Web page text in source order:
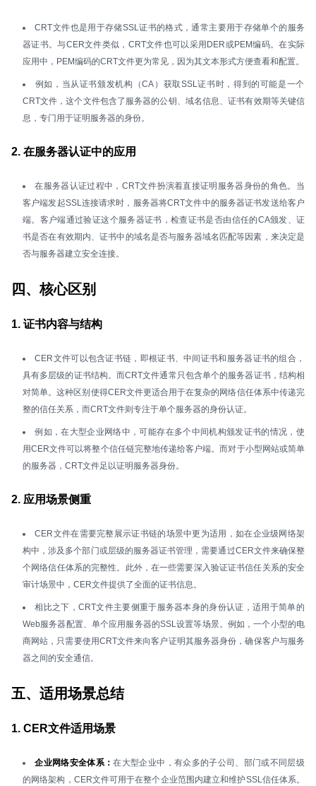
CRT文件也是用于存储SSL证书的格式，通常主要用于存储单个的服务
器证书。与CER文件类似，CRT文件也可以采用DER或PEM编码。在实际
应用中，PEM编码的CRT文件更为常见，因为其文本形式方便查看和配置。
例如，当从证书颁发机构（CA）获取SSL证书时，得到的可能是一个
CRT文件，这个文件包含了服务器的公钥、域名信息、证书有效期等关键信
息，专门用于证明服务器的身份。
2. 在服务器认证中的应用
在服务器认证过程中，CRT文件扮演着直接证明服务器身份的角色。当
客户端发起SSL连接请求时，服务器将CRT文件中的服务器证书发送给客户
端。客户端通过验证这个服务器证书，检查证书是否由信任的CA颁发、证
书是否在有效期内、证书中的域名是否与服务器域名匹配等因素，来决定是
否与服务器建立安全连接。
四、核心区别
1. 证书内容与结构
CER文件可以包含证书链，即根证书、中间证书和服务器证书的组合，
具有多层级的证书结构。而CRT文件通常只包含单个的服务器证书，结构相
对简单。这种区别使得CER文件更适合用于在复杂的网络信任体系中传递完
整的信任关系，而CRT文件则专注于单个服务器的身份认证。
例如，在大型企业网络中，可能存在多个中间机构颁发证书的情况，使
用CER文件可以将整个信任链完整地传递给客户端。而对于小型网站或简单
的服务器，CRT文件足以证明服务器身份。
2. 应用场景侧重
CER文件在需要完整展示证书链的场景中更为适用，如在企业级网络架
构中，涉及多个部门或层级的服务器证书管理，需要通过CER文件来确保整
个网络信任体系的完整性。此外，在一些需要深入验证证书信任关系的安全
审计场景中，CER文件提供了全面的证书信息。
相比之下，CRT文件主要侧重于服务器本身的身份认证，适用于简单的
Web服务器配置、单个应用服务器的SSL设置等场景。例如，一个小型的电
商网站，只需要使用CRT文件来向客户证明其服务器身份，确保客户与服务
器之间的安全通信。
五、适用场景总结
1. CER文件适用场景
企业网络安全体系：在大型企业中，有众多的子公司、部门或不同层级
的网络架构，CER文件可用于在整个企业范围内建立和维护SSL信任体系。